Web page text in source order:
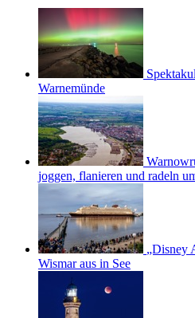
Warnemünde
joggen, flanieren und radeln
„Disney
Wismar aus in See